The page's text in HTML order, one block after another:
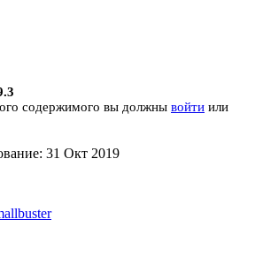
содержимого вы должны войти или
31 Окт 2019